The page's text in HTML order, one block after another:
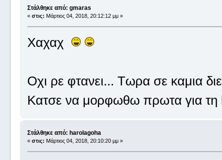
Στάλθηκε από: gmaras
« στις: Μάρτιος 04, 2018, 20:12:12 μμ »
Χαχαχ
Οχι ρε φτανει... Τωρα σε καμια
Κατσε να μορφωθω πρωτα για τη
Στάλθηκε από: harolagoha
« στις: Μάρτιος 04, 2018, 20:10:20 μμ »